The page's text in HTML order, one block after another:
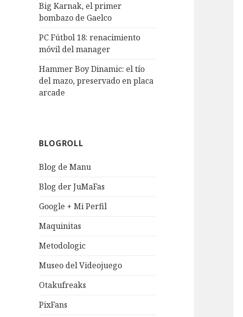
Big Karnak, el primer
bombazo de Gaelco
PC Fútbol 18: renacimiento
móvil del manager
Hammer Boy Dinamic: el tío
del mazo, preservado en placa
arcade
BLOGROLL
Blog de Manu
Blog der JuMaFas
Google + Mi Perfil
Maquinitas
Metodologic
Museo del Videojuego
Otakufreaks
PixFans